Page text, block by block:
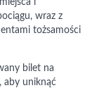
i
wraz z
tożsamości
bilet na
aby uniknąć